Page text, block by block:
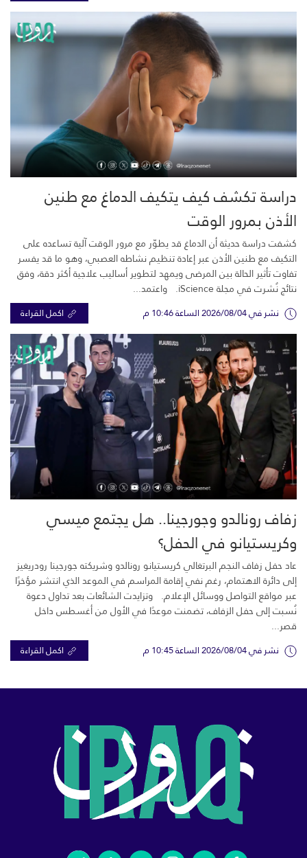
دراسة تكشف كيف يتكيف الدماغ مع طنين
الأذن بمرور الوقت
كشفت دراسة حديثة أن الدماغ قد يطوّر مع مرور الوقت آلية تساعده على
التكيف مع طنين الأذن عبر إعادة تنظيم نشاطه العصبي، وهو ما قد يفسر
تفاوت تأثير الحالة بين المرضى ويمهد لتطوير أساليب علاجية أكثر دقة، وفق
نتائج نُشرت في مجلة iScience. واعتمد...
نشر في 2026/08/04 الساعة 10:46 م اكمل القراءة
زفاف رونالدو وجورجينا.. هل يجتمع ميسي
وكريستيانو في الحفل؟
عاد حفل زفاف النجم البرتغالي كريستيانو رونالدو وشريكته جورجينا رودريغيز
إلى دائرة الاهتمام، رغم نفي إقامة المراسم في الموعد الذي انتشر مؤخرًا
عبر مواقع التواصل ووسائل الإعلام. وتزايدت الشائعات بعد تداول دعوة
نُسبت إلى حفل الزفاف، تضمنت موعدًا في الأول من أغسطس داخل
قصر...
نشر في 2026/08/04 الساعة 10:45 م اكمل القراءة